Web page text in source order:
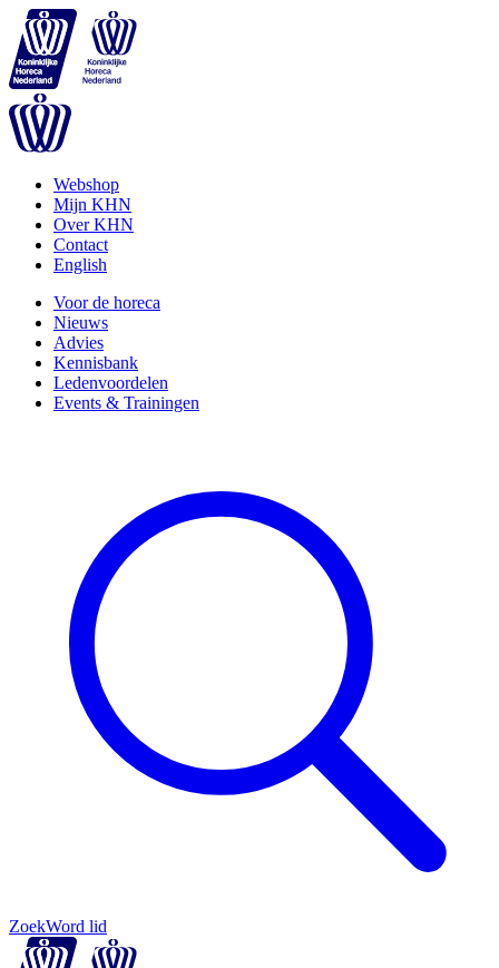
Webshop
Mijn KHN
Over KHN
Contact
English
Voor de horeca
Nieuws
Advies
Kennisbank
Ledenvoordelen
Events & Trainingen
ZoekWord lid